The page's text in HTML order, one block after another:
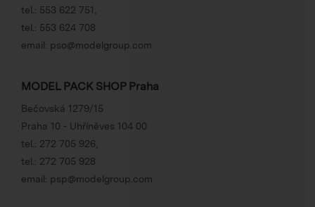
tel.: 553 622 751
tel.: 553 624 708
email: pso@modelgroup.com
MODEL PACK SHOP Praha
Bečovská 1279/15
Praha 10 - Uhříněves 104 00
tel.: 272 705 926
tel.: 272 705 928
email: psp@modelgroup.com